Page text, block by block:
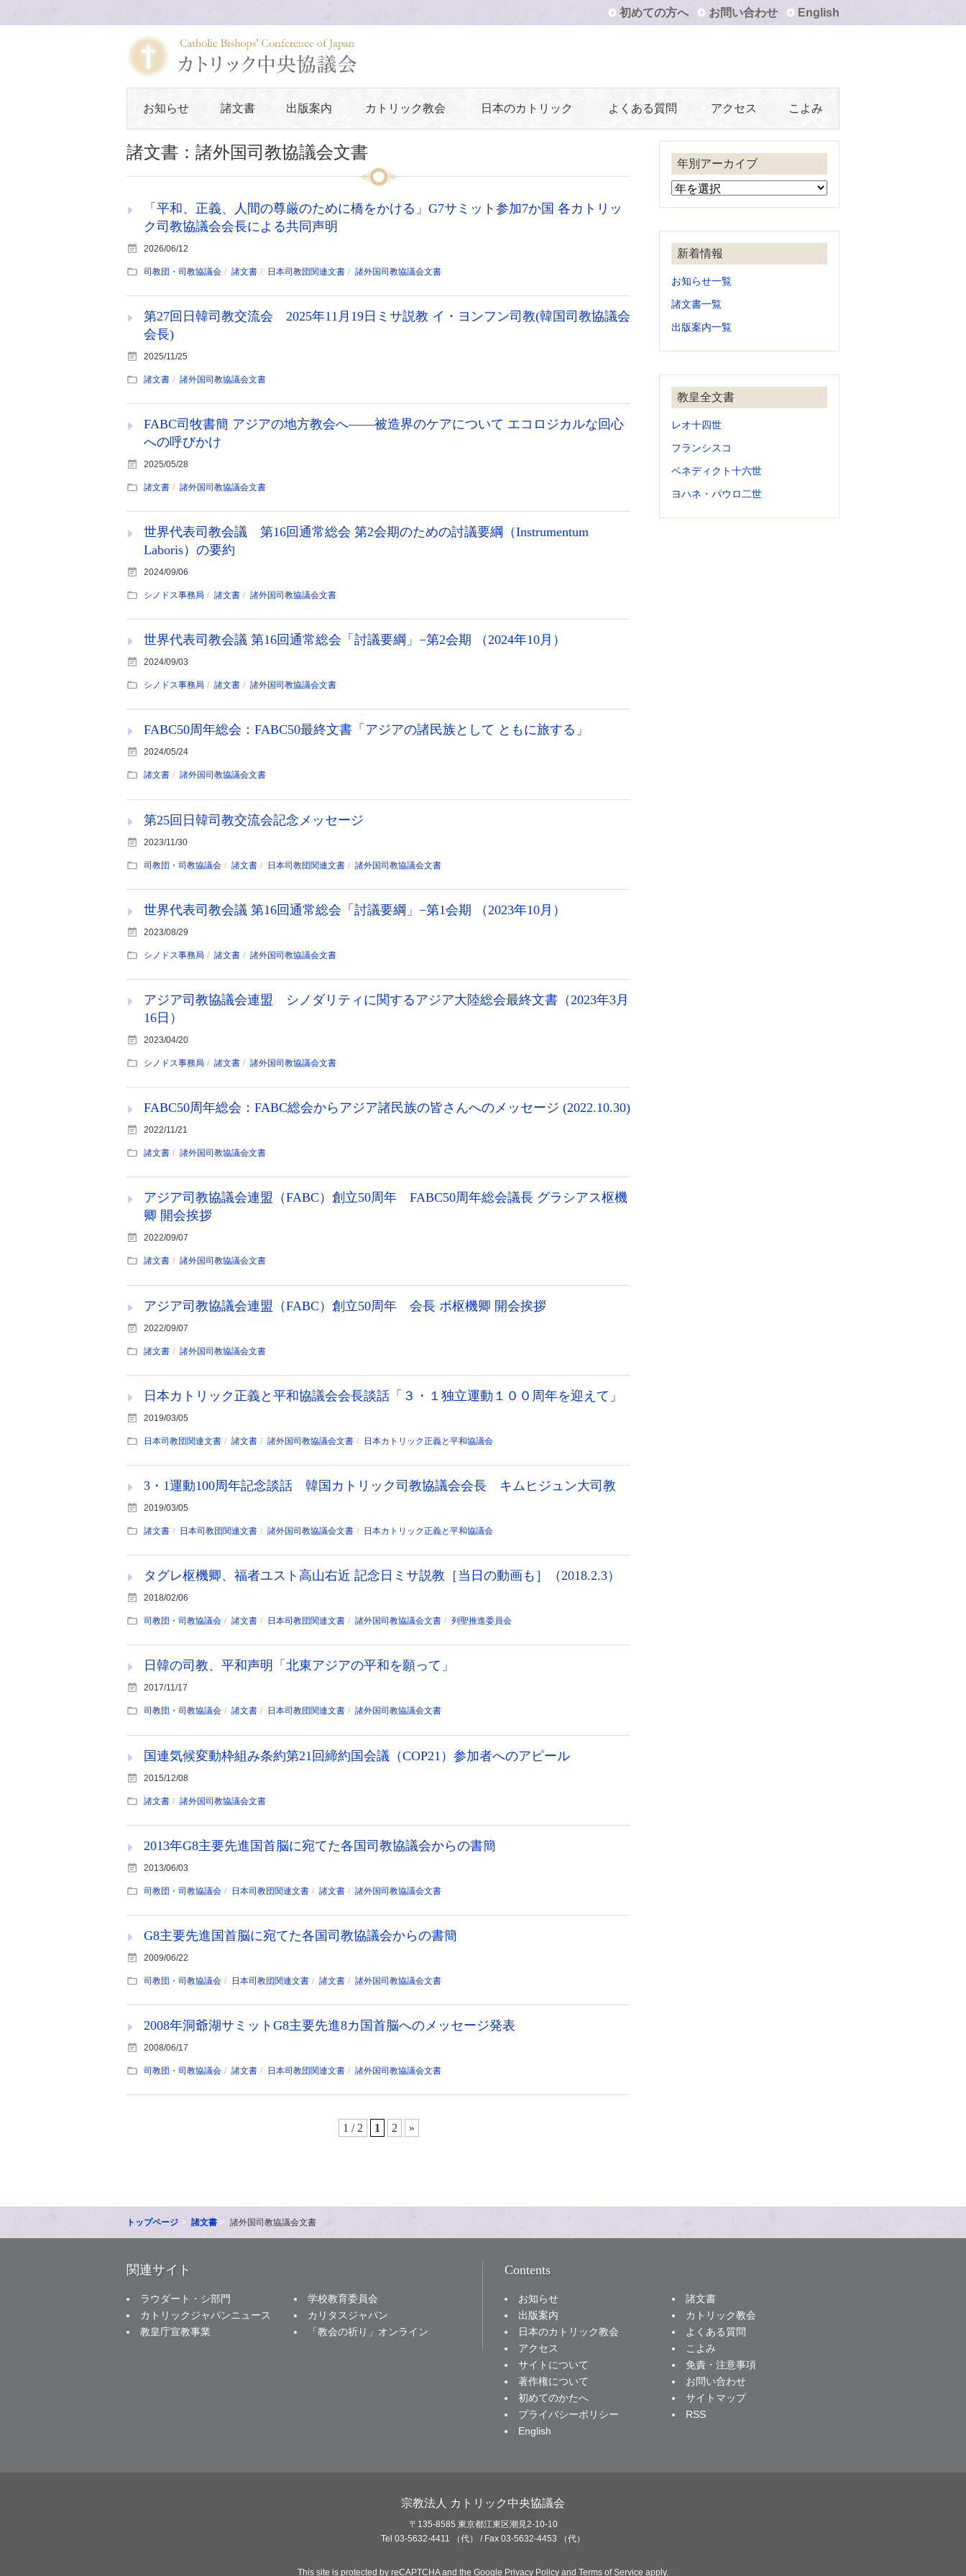
初めての方へ お問い合わせ English
お知らせ 諸文書 出版案内 カトリック教会 日本のカトリック よくある質問 アクセス こよみ
諸文書：諸外国司教協議会文書
「平和、正義、人間の尊厳のために橋をかける」G7サミット参加7か国 各カトリッ
ク司教協議会会長による共同声明
2026/06/12
司教団・司教協議会 諸文書 日本司教団関連文書 諸外国司教協議会文書
第27回日韓司教交流会 2025年11月19日ミサ説教 イ・ヨンフン司教(韓国司教協議会
会長)
2025/11/25
諸文書 諸外国司教協議会文書
FABC司牧書簡 アジアの地方教会へ――被造界のケアについて エコロジカルな回心
への呼びかけ
2025/05/28
諸文書 諸外国司教協議会文書
世界代表司教会議 第16回通常総会 第2会期のための討議要綱（Instrumentum
Laboris）の要約
2024/09/06
シノドス事務局 諸文書 諸外国司教協議会文書
世界代表司教会議 第16回通常総会「討議要綱」−第2会期 （2024年10月）
2024/09/03
シノドス事務局 諸文書 諸外国司教協議会文書
FABC50周年総会：FABC50最終文書「アジアの諸民族として ともに旅する」
2024/05/24
諸文書 諸外国司教協議会文書
第25回日韓司教交流会記念メッセージ
2023/11/30
司教団・司教協議会 諸文書 日本司教団関連文書 諸外国司教協議会文書
世界代表司教会議 第16回通常総会「討議要綱」−第1会期 （2023年10月）
2023/08/29
シノドス事務局 諸文書 諸外国司教協議会文書
アジア司教協議会連盟 シノダリティに関するアジア大陸総会最終文書（2023年3月
16日）
2023/04/20
シノドス事務局 諸文書 諸外国司教協議会文書
FABC50周年総会：FABC総会からアジア諸民族の皆さんへのメッセージ (2022.10.30)
2022/11/21
諸文書 諸外国司教協議会文書
アジア司教協議会連盟（FABC）創立50周年 FABC50周年総会議長 グラシアス枢機
卿 開会挨拶
2022/09/07
諸文書 諸外国司教協議会文書
アジア司教協議会連盟（FABC）創立50周年 会長 ボ枢機卿 開会挨拶
2022/09/07
諸文書 諸外国司教協議会文書
日本カトリック正義と平和協議会会長談話「３・１独立運動１００周年を迎えて」
2019/03/05
日本司教団関連文書 諸文書 諸外国司教協議会文書 日本カトリック正義と平和協議会
3・1運動100周年記念談話 韓国カトリック司教協議会会長 キムヒジュン大司教
2019/03/05
諸文書 日本司教団関連文書 諸外国司教協議会文書 日本カトリック正義と平和協議会
タグレ枢機卿、福者ユスト高山右近 記念日ミサ説教［当日の動画も］（2018.2.3）
2018/02/06
司教団・司教協議会 諸文書 日本司教団関連文書 諸外国司教協議会文書 列聖推進委員会
日韓の司教、平和声明「北東アジアの平和を願って」
2017/11/17
司教団・司教協議会 諸文書 日本司教団関連文書 諸外国司教協議会文書
国連気候変動枠組み条約第21回締約国会議（COP21）参加者へのアピール
2015/12/08
諸文書 諸外国司教協議会文書
2013年G8主要先進国首脳に宛てた各国司教協議会からの書簡
2013/06/03
司教団・司教協議会 日本司教団関連文書 諸文書 諸外国司教協議会文書
G8主要先進国首脳に宛てた各国司教協議会からの書簡
2009/06/22
司教団・司教協議会 日本司教団関連文書 諸文書 諸外国司教協議会文書
2008年洞爺湖サミットG8主要先進8カ国首脳へのメッセージ発表
2008/06/17
司教団・司教協議会 諸文書 日本司教団関連文書 諸外国司教協議会文書
1 / 2 1 2 »
年別アーカイブ
新着情報
お知らせ一覧
諸文書一覧
出版案内一覧
教皇全文書
レオ十四世
フランシスコ
ベネディクト十六世
ヨハネ・パウロ二世
トップページ 諸文書 諸外国司教協議会文書
関連サイト
ラウダート・シ部門
学校教育委員会
カトリックジャパンニュース
カリタスジャパン
教皇庁宣教事業
「教会の祈り」オンライン
Contents
お知らせ
諸文書
出版案内
カトリック教会
日本のカトリック教会
よくある質問
アクセス
こよみ
サイトについて
免責・注意事項
著作権について
お問い合わせ
初めてのかたへ
サイトマップ
プライバシーポリシー
RSS
English
宗教法人 カトリック中央協議会
〒135-8585 東京都江東区潮見2-10-10
Tel 03-5632-4411 （代） / Fax 03-5632-4453 （代）
This site is protected by reCAPTCHA and the Google Privacy Policy and Terms of Service apply.